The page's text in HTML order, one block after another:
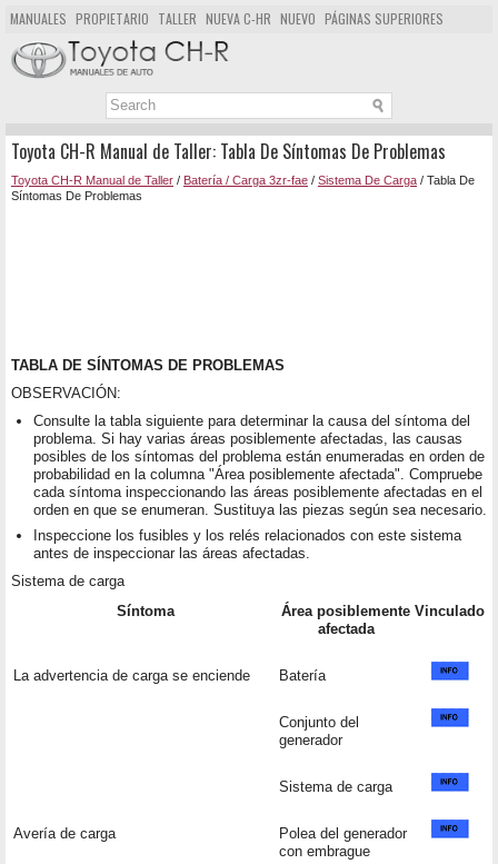
MANUALES PROPIETARIO TALLER NUEVA C-HR NUEVO PÁGINAS SUPERIORES
MAPA DEL SITIO
BUSCAR
Toyota CH-R Manual de Taller: Tabla De Síntomas De Problemas
Toyota CH-R Manual de Taller / Batería / Carga 3zr-fae / Sistema De Carga / Tabla De
Síntomas De Problemas
TABLA DE SÍNTOMAS DE PROBLEMAS
OBSERVACIÓN:
Consulte la tabla siguiente para determinar la causa del síntoma del
problema. Si hay varias áreas posiblemente afectadas, las causas
posibles de los síntomas del problema están enumeradas en orden de
probabilidad en la columna "Área posiblemente afectada". Compruebe
cada síntoma inspeccionando las áreas posiblemente afectadas en el
orden en que se enumeran. Sustituya las piezas según sea necesario.
Inspeccione los fusibles y los relés relacionados con este sistema
antes de inspeccionar las áreas afectadas.
Sistema de carga
Síntoma
Área posiblemente
afectada
Vinculado
La advertencia de carga se enciende Batería
Conjunto del
generador
Sistema de carga
Avería de carga
Polea del generador
con embrague